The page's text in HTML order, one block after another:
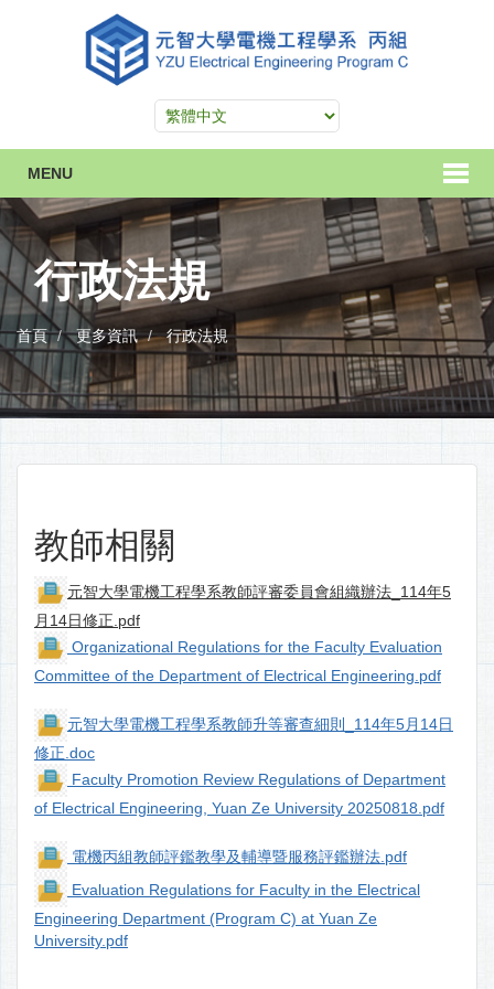
MENU
行政法規
首頁 更多資訊 行政法規
教師相關
元智大學電機工程學系教師評審委員會組織辦法_114年5
月14日修正.pdf
Organizational Regulations for the Faculty Evaluation
Committee of the Department of Electrical Engineering.pdf
元智大學電機工程學系教師升等審查細則_114年5月14日
修正.doc
Faculty Promotion Review Regulations of Department
of Electrical Engineering, Yuan Ze University 20250818.pdf
電機丙組教師評鑑教學及輔導暨服務評鑑辦法.pdf
Evaluation Regulations for Faculty in the Electrical
Engineering Department (Program C) at Yuan Ze
University.pdf